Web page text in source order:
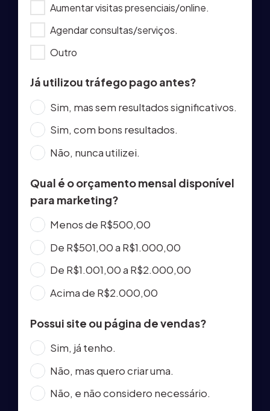
Aumentar visitas presenciais/online.
Agendar consultas/serviços.
Outro
Já utilizou tráfego pago antes?
Sim, mas sem resultados significativos.
Sim, com bons resultados.
Não, nunca utilizei.
Qual é o orçamento mensal disponível
para marketing?
Menos de R$500,00
De R$501,00 a R$1.000,00
De R$1.001,00 a R$2.000,00
Acima de R$2.000,00
Possui site ou página de vendas?
Sim, já tenho.
Não, mas quero criar uma.
Não, e não considero necessário.